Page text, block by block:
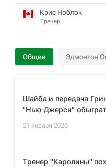
Крис Ноблок
Тренер
Общее Эдмонтон
Шайба и передача
"Нью-Джерси"
21 января 2026
Тренер "Каролины"